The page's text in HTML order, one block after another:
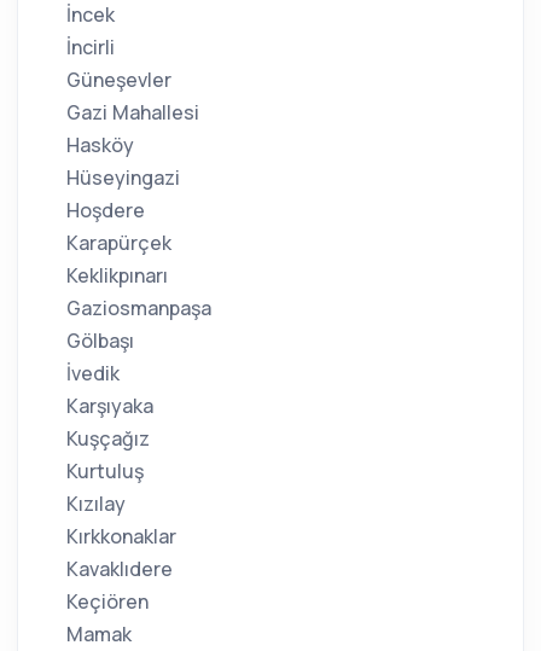
İncek
İncirli
Güneşevler
Gazi Mahallesi
Hasköy
Hüseyingazi
Hoşdere
Karapürçek
Keklikpınarı
Gaziosmanpaşa
Gölbaşı
İvedik
Karşıyaka
Kuşçağız
Kurtuluş
Kızılay
Kırkkonaklar
Kavaklıdere
Keçiören
Mamak